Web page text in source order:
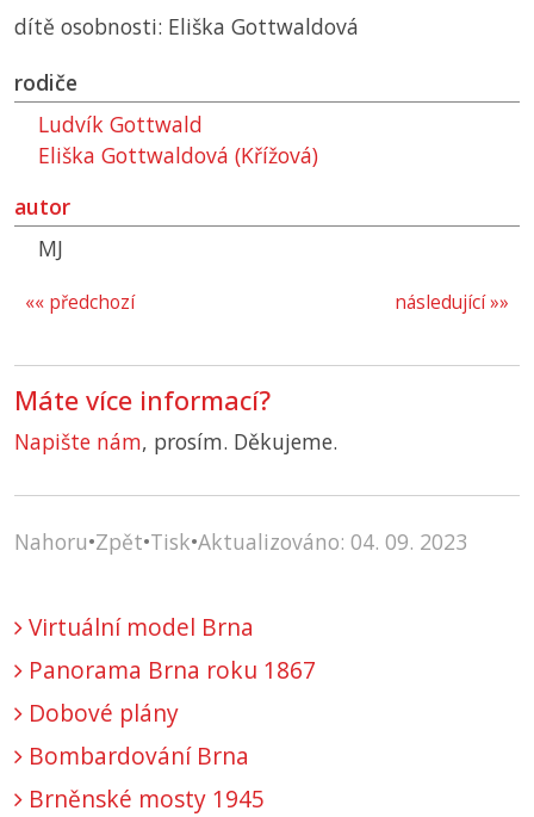
dítě osobnosti: Eliška Gottwaldová
rodiče
Ludvík Gottwald
Eliška Gottwaldová (Křížová)
autor
MJ
následující »»
«« předchozí
Máte více informací?
Napište nám, prosím. Děkujeme.
Nahoru•Zpět•Tisk•Aktualizováno: 04. 09. 2023
Virtuální model Brna
Panorama Brna roku 1867
Dobové plány
Bombardování Brna
Brněnské mosty 1945